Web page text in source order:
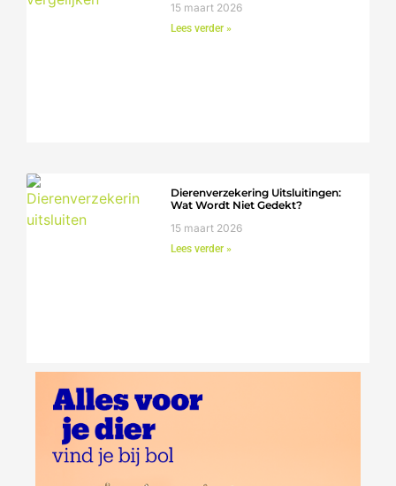
15 maart 2026
Lees verder »
Dierenverzekering Uitsluitingen:
Wat Wordt Niet Gedekt?
15 maart 2026
Lees verder »